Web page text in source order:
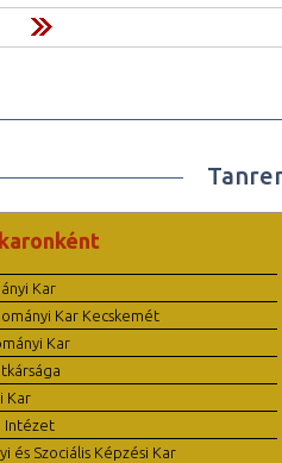
Kar
Kar Kecskemét
Kar
Kar
Intézet
és Szociális Képzési Kar